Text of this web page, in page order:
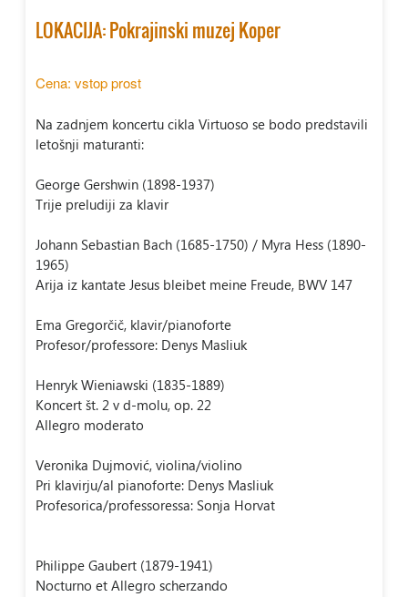
LOKACIJA: Pokrajinski muzej Koper
Cena: vstop prost
Na zadnjem koncertu cikla Virtuoso se bodo predstavili
letošnji maturanti:
George Gershwin (1898-1937)
Trije preludiji za klavir
Johann Sebastian Bach (1685-1750) / Myra Hess (1890-
1965)
Arija iz kantate Jesus bleibet meine Freude, BWV 147
Ema Gregorčič, klavir/pianoforte
Profesor/professore: Denys Masliuk
Henryk Wieniawski (1835-1889)
Koncert št. 2 v d-molu, op. 22
Allegro moderato
Veronika Dujmović, violina/violino
Pri klavirju/al pianoforte: Denys Masliuk
Profesorica/professoressa: Sonja Horvat
Philippe Gaubert (1879-1941)
Nocturno et Allegro scherzando